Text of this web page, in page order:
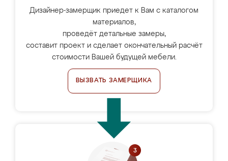
Дизайнер-замерщик приедет к Вам с каталогом
материалов,
проведёт детальные замеры,
составит проект и сделает окончательный расчёт
стоимости Вашей будущей мебели.
ВЫЗВАТЬ ЗАМЕРЩИКА